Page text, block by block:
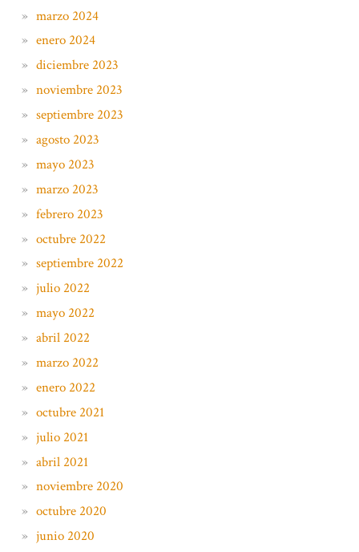
marzo 2024
enero 2024
diciembre 2023
noviembre 2023
septiembre 2023
agosto 2023
mayo 2023
marzo 2023
febrero 2023
octubre 2022
septiembre 2022
julio 2022
mayo 2022
abril 2022
marzo 2022
enero 2022
octubre 2021
julio 2021
abril 2021
noviembre 2020
octubre 2020
junio 2020